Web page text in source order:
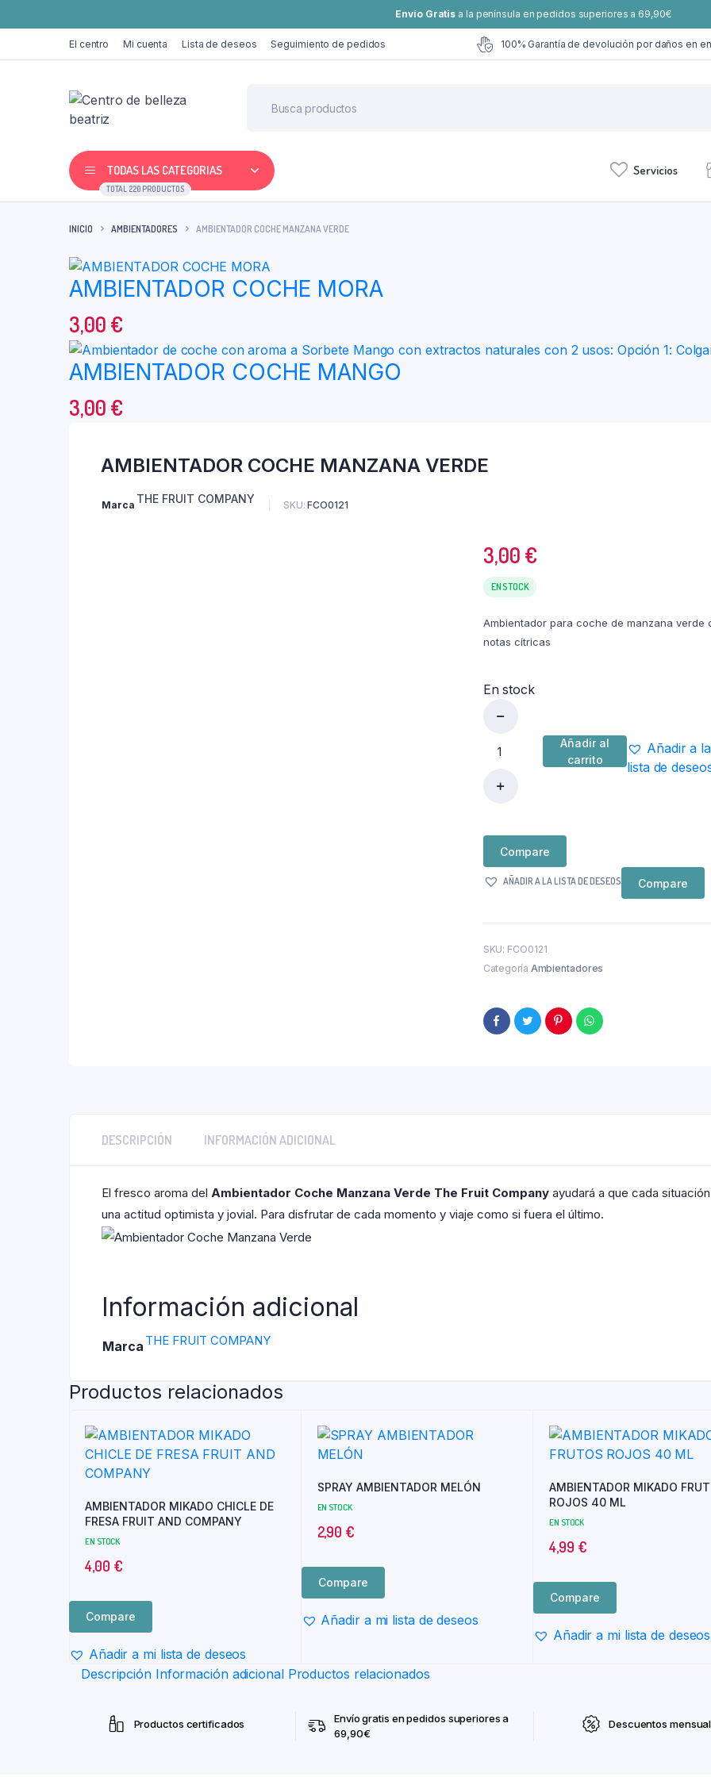
Envío Gratis a la península en pedidos superiores a 69,90€
El centro Mi cuenta Lista de deseos Seguimiento de pedidos 100% Garantía de devolución por daños en
TODAS LAS CATEGORIAS
TOTAL 220 PRODUCTOS
Servicios
INICIO AMBIENTADORES AMBIENTADOR COCHE MANZANA VERDE
AMBIENTADOR COCHE MORA
3,00 €
AMBIENTADOR COCHE MANGO
3,00 €
AMBIENTADOR COCHE MANZANA VERDE
Marca THE FRUIT COMPANY SKU: FCO0121
3,00 €
EN STOCK
Ambientador para coche de manzana verde
notas cítricas
En stock
AMBIENTADOR
COCHE
quantity
Añadir al
carrito
Añadir a la
lista de
Compare
AÑADIR A LA LISTA DE DESEOS Compare
SKU: FCO0121
Categoría Ambientadores
DESCRIPCIÓN INFORMACIÓN ADICIONAL
El fresco aroma del Ambientador Coche Manzana Verde The Fruit Company ayudará a que cada
una actitud optimista y jovial. Para disfrutar de cada momento y viaje como si fuera el último.
Información adicional
Marca THE FRUIT COMPANY
Productos relacionados
AMBIENTADOR MIKADO CHICLE DE
FRESA FRUIT AND COMPANY
EN STOCK
4,00 €
Compare
Añadir a mi lista de deseos
SPRAY AMBIENTADOR MELÓN
EN STOCK
2,90 €
Compare
Añadir a mi lista de deseos
AMBIENTADOR MIKADO
ROJOS 40 ML
EN STOCK
4,99 €
Compare
Añadir a mi lista de deseos
Descripción Información adicional Productos relacionados
Productos certificados
Envío gratis en pedidos superiores a
69,90€
Descuentos